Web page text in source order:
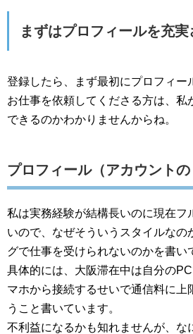
まずはプロフィールを充実
登録したら、まず最初にプロフィー
お仕事を依頼してくださる方は、私
できるのかわかりませんからね。
プロフィール（アカウントの
私は実務経験が結構長いのに現在フ
いので、なぜそういうスタイルなの
グで仕事を受けられないのかを書い
具体的には、大阪滞在中は自分の
マホから接続するせいで通信料に上
うこと書いています。
不利益になるかも知れませんが、な